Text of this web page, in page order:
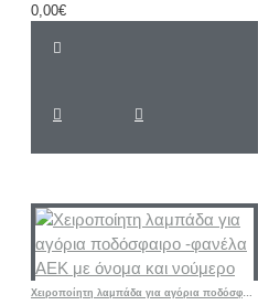
0,00€
Χειροποίητη λαμπάδα για αγόρια ποδόσφαιρο -φανέλα ΑΕΚ με όνομα και νούμερο